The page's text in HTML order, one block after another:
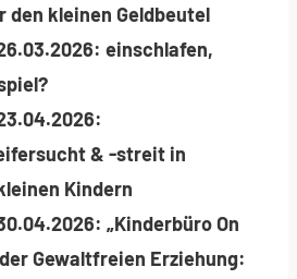
den kleinen Geldbeutel
einschlafen,
& -streit in
Kindern
„Kinderbüro On
Gewaltfreien Erziehung: